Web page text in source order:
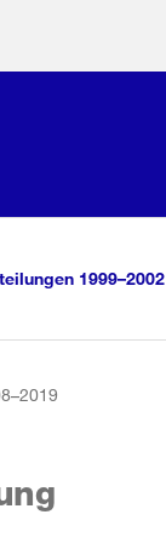
1999–2002